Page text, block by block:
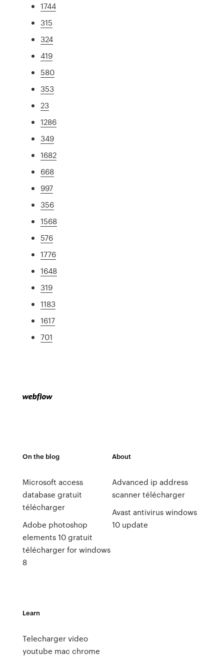
1744
315
324
419
580
353
23
1286
349
1682
668
997
356
1568
576
1776
1648
319
1183
1617
701
On the blog
Microsoft access
database gratuit
télécharger
Adobe photoshop
elements 10 gratuit
télécharger for windows
8
About
Advanced ip address
scanner télécharger
Avast antivirus windows
10 update
Learn
Telecharger video
youtube mac chrome